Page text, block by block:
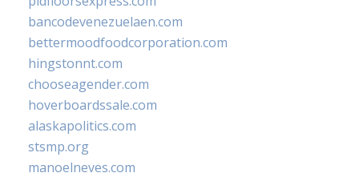
bancodevenezuelaen.com
bettermoodfoodcorporation.com
hingstonnt.com
chooseagender.com
hoverboardssale.com
alaskapolitics.com
stsmp.org
manoelneves.com